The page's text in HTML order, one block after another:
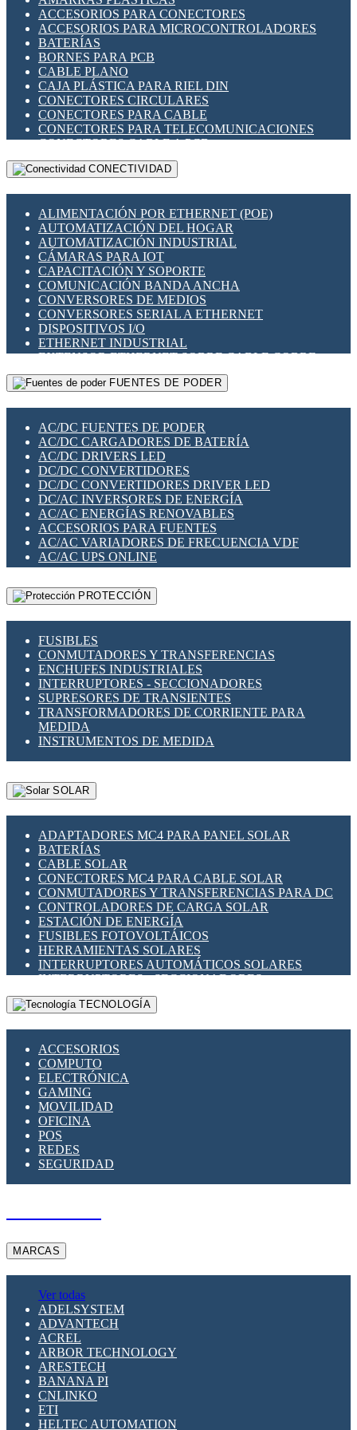
INDICADORES PARA PANEL
INTERFACES DE RELÉ
INTERRUPTORES FIN DE CARRERA
LLAVES CONMUTADORAS
MEDIDORES DE ENERGÍA Y TC'S DE CORRIENTE
MOTORES PASO A PASO
PANTALLAS HMI
PLC -CONTROLADORES LÓGICO PROGRAMABLES
PROGRAMADORES DE HORARIO
RELÉS DE PROTECCIÓN
SENSORES CAPACITIVOS
SENSORES INDUCTIVOS
TEMPORIZADORES
VARIACS
VARIADORES DE FRECUENCIA [VDF]
SECCIONADORES - INTERRUPTORES
MAQUINARIA
ACCESORIOS PARA CONECTORES
ACCESORIOS PARA MICROCONTROLADORES
BATERÍAS
BORNES PARA PCB
CABLE PLANO
CAJA PLÁSTICA PARA RIEL DIN
CONECTORES CIRCULARES
CONECTORES PARA CABLE
CONECTORES PARA TELECOMUNICACIONES
CONECTORES CABLE A PCB
CONECTORES PCB A CABLE
DIP SWITCHES
HERRAMIENTAS VARIAS
ILUMINACIÓN LED
INTERRUPTORES REED
INTERFACES DE RELÉ
OTROS RELÉS
PROTECCIÓN TÉRMICA
RELÉS AUTOMOTRICES
RELÉS DE SEÑAL
RELÉS DE ESTADO SÓLIDO SSR
RELÉS INDUSTRIALES
RELÉS MINIATURA DE POTENCIA
SENSORES MAGNÉTICOS
SWITCH Y MICROSWITCH
TARJETAS PI
UNIÓN Y DERIVACIÓN DE CABLE
CONECTIVIDAD
ALIMENTACIÓN POR ETHERNET (POE)
AUTOMATIZACIÓN DEL HOGAR
AUTOMATIZACIÓN INDUSTRIAL
CÁMARAS PARA IOT
CAPACITACIÓN Y SOPORTE
COMUNICACIÓN BANDA ANCHA
CONVERSORES DE MEDIOS
CONVERSORES SERIAL A ETHERNET
DISPOSITIVOS I/O
ETHERNET INDUSTRIAL
EXTENSOR ETHERNET SOBRE CABLE COBRE
GATEWAY LORAWAN
GESTIÓN DE REDES
PLACAS MODULARES IOT
SWITCHES Y REDES WIFI
SOLUCIONES IOT
SOLUCIONES LORAWAN
SOLUCIONES RED CELULAR
SEGURIDAD PARA REDES
SWITCHES LAN
TELEFONÍA IP (VOIP)
VIGILANCIA IP (CCTV)
MESHTASTIC
FUENTES DE PODER
AC/DC FUENTES DE PODER
AC/DC CARGADORES DE BATERÍA
AC/DC DRIVERS LED
DC/DC CONVERTIDORES
DC/DC CONVERTIDORES DRIVER LED
DC/AC INVERSORES DE ENERGÍA
AC/AC ENERGÍAS RENOVABLES
ACCESORIOS PARA FUENTES
AC/AC VARIADORES DE FRECUENCIA VDF
AC/AC UPS ONLINE
PROTECCIÓN
FUSIBLES
CONMUTADORES Y TRANSFERENCIAS
ENCHUFES INDUSTRIALES
INTERRUPTORES - SECCIONADORES
SUPRESORES DE TRANSIENTES
TRANSFORMADORES DE CORRIENTE PARA
MEDIDA
INSTRUMENTOS DE MEDIDA
SOLAR
ADAPTADORES MC4 PARA PANEL SOLAR
BATERÍAS
CABLE SOLAR
CONECTORES MC4 PARA CABLE SOLAR
CONMUTADORES Y TRANSFERENCIAS PARA DC
CONTROLADORES DE CARGA SOLAR
ESTACIÓN DE ENERGÍA
FUSIBLES FOTOVOLTÁICOS
HERRAMIENTAS SOLARES
INTERRUPTORES AUTOMÁTICOS SOLARES
INTERRUPTORES - SECCIONADORES
FOTOVOLTÁICOS
MONTAJE PANEL SOLAR
SUPRESOR DE TRANSIENTES SPDS PARA
APLICACIONES FOTOVOLTAICAS
TECNOLOGÍA
ACCESORIOS
COMPUTO
ELECTRÓNICA
GAMING
MOVILIDAD
OFICINA
POS
REDES
SEGURIDAD
MARCAS
Ver todas
ADELSYSTEM
ADVANTECH
ACREL
ARBOR TECHNOLOGY
ARESTECH
BANANA PI
CNLINKO
ETI
HELTEC AUTOMATION